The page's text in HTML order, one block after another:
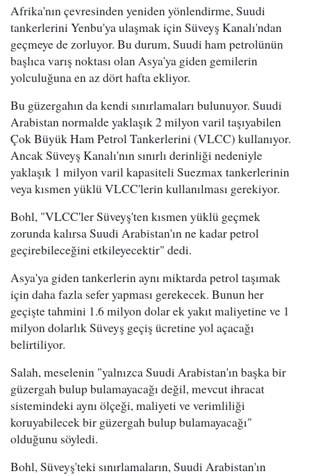
Afrika'nın çevresinden yeniden yönlendirme, Suudi
tankerlerini Yenbu'ya ulaşmak için Süveyş Kanalı'ndan
geçmeye de zorluyor. Bu durum, Suudi ham petrolünün
başlıca varış noktası olan Asya'ya giden gemilerin
yolculuğuna en az dört hafta ekliyor.
Bu güzergahın da kendi sınırlamaları bulunuyor. Suudi
Arabistan normalde yaklaşık 2 milyon varil taşıyabilen
Çok Büyük Ham Petrol Tankerlerini (VLCC) kullanıyor.
Ancak Süveyş Kanalı'nın sınırlı derinliği nedeniyle
yaklaşık 1 milyon varil kapasiteli Suezmax tankerlerinin
veya kısmen yüklü VLCC'lerin kullanılması gerekiyor.
Bohl, "VLCC'ler Süveyş'ten kısmen yüklü geçmek
zorunda kalırsa Suudi Arabistan'ın ne kadar petrol
geçirebileceğini etkileyecektir" dedi.
Asya'ya giden tankerlerin aynı miktarda petrol taşımak
için daha fazla sefer yapması gerekecek. Bunun her
geçişte tahmini 1.6 milyon dolar ek yakıt maliyetine ve 1
milyon dolarlık Süveyş geçiş ücretine yol açacağı
belirtiliyor.
Salah, meselenin "yalnızca Suudi Arabistan'ın başka bir
güzergah bulup bulamayacağı değil, mevcut ihracat
sistemindeki aynı ölçeği, maliyeti ve verimliliği
koruyabilecek bir güzergah bulup bulamayacağı"
olduğunu söyledi.
Bohl, Süveyş'teki sınırlamaların, Suudi Arabistan'ın